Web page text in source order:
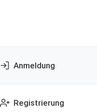
Anmeldung
Registrierung